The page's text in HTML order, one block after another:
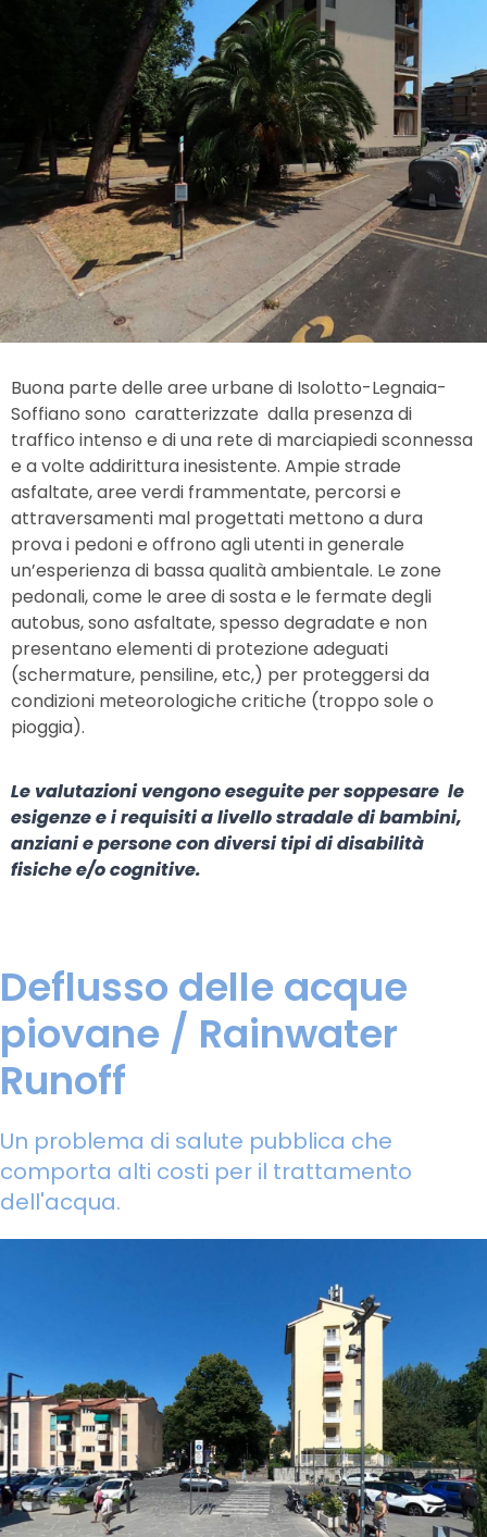
Buona parte delle aree urbane di Isolotto-Legnaia-
Soffiano sono caratterizzate dalla presenza di
traffico intenso e di una rete di marciapiedi sconnessa
e a volte addirittura inesistente. Ampie strade
asfaltate, aree verdi frammentate, percorsi e
attraversamenti mal progettati mettono a dura
prova i pedoni e offrono agli utenti in generale
un’esperienza di bassa qualità ambientale. Le zone
pedonali, come le aree di sosta e le fermate degli
autobus, sono asfaltate, spesso degradate e non
presentano elementi di protezione adeguati
(schermature, pensiline, etc,) per proteggersi da
condizioni meteorologiche critiche (troppo sole o
pioggia).
Le valutazioni vengono eseguite per soppesare le
esigenze e i requisiti a livello stradale di bambini,
anziani e persone con diversi tipi di disabilità
fisiche e/o cognitive.
Deflusso delle acque
piovane / Rainwater
Runoff
Un problema di salute pubblica che
comporta alti costi per il trattamento
dell'acqua.